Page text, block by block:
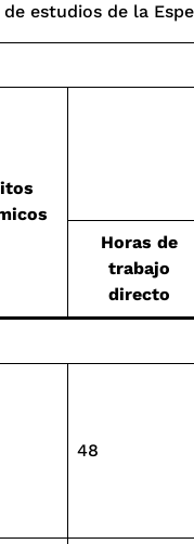
estudios de la
Horas de
trabajo
directo
48